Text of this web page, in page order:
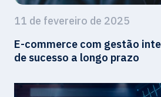
11 de fevereiro de 2025
E-commerce com gestão
de sucesso a longo prazo